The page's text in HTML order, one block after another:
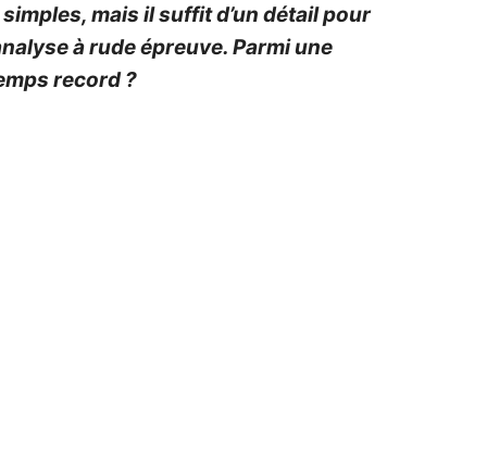
mais il suffit d’un détail pour
à rude épreuve. Parmi une
record ?